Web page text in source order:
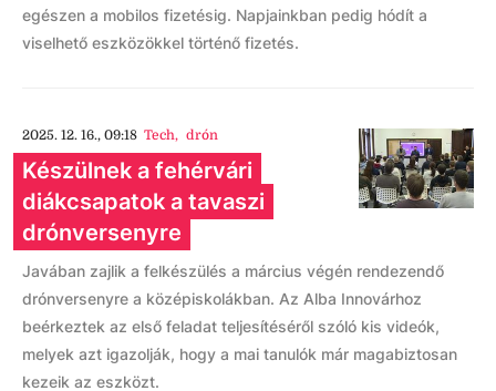
egészen a mobilos fizetésig. Napjainkban pedig hódít a
viselhető eszközökkel történő fizetés.
2025. 12. 16., 09:18 Tech, drón
Készülnek a fehérvári
diákcsapatok a tavaszi
drónversenyre
Javában zajlik a felkészülés a március végén rendezendő
drónversenyre a középiskolákban. Az Alba Innovárhoz
beérkeztek az első feladat teljesítéséről szóló kis videók,
melyek azt igazolják, hogy a mai tanulók már magabiztosan
kezeik az eszközt.